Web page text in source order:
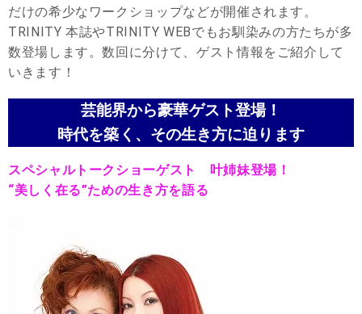
だけの希少なワークショップなどが開催されます。
TRINITY 本誌やTRINITY WEBでもお馴染みの方たちが多
数登場します。数回に分けて、ゲスト情報をご紹介して
いきます！
芸能界から豪華ゲスト登場！
時代を築く、その生き方に迫ります
スペシャルトークショーゲスト 叶姉妹登場！
“美しく在る”ための生き方を語る